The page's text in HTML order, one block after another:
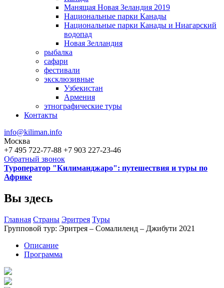
Манящая Новая Зеландия 2019
Национальные парки Канады
Национальные парки Канады и Ниагарский
водопад
Новая Зелландия
рыбалка
сафари
фестивали
эксклюзивные
Узбекистан
Армения
этнографические туры
Контакты
info@kiliman.info
Москва
+7 495 722-77-88 +7 903 227-23-46
Обратный звонок
Туроператор "Килиманджаро": путешествия и туры по
Африке
Вы здесь
Главная Страны Эритрея Туры
Групповой тур: Эритрея – Cомалиленд – Джибути 2021
Описание
Программа